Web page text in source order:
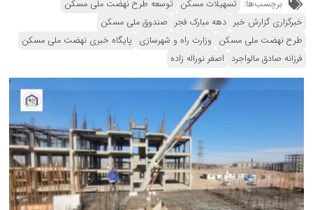
برچسب‌ها: تسهیلات مسکن توسعه طرح نهضت ملی مسکن
خبرگزاری گزارش خبر دهه مبارک فجر صندوق ملی مسکن
طرح نهضت ملی مسکن وزارت راه و شهرسازی پایگاه خبری نهضت ملی مسکن
فرزانه صادق مالواجرد اصغر نوراله زاده